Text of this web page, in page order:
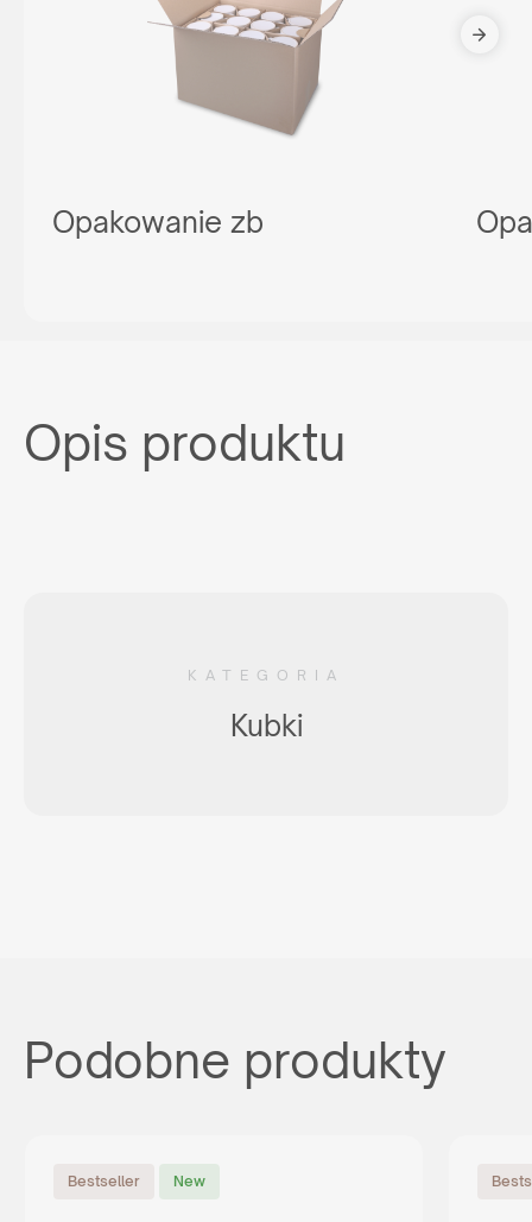
Opakowanie zb
Opis produktu
KATEGORIA
Kubki
Podobne produkty
Bestseller New